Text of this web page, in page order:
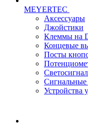
MEYERTEC
Аксессуары
Джойстики
Клеммы на
Концевые
Посты
Сигнальные
Устройства